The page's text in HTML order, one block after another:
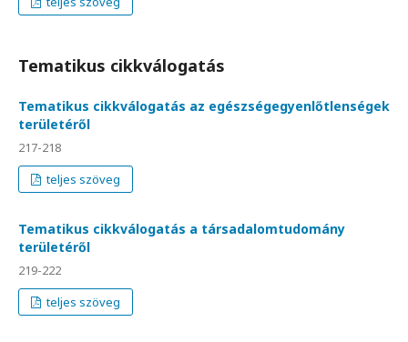
Tematikus cikkválogatás
Tematikus cikkválogatás az egészségegyenlőtlenségek
területéről
217-218
teljes szöveg
Tematikus cikkválogatás a társadalomtudomány
területéről
219-222
teljes szöveg